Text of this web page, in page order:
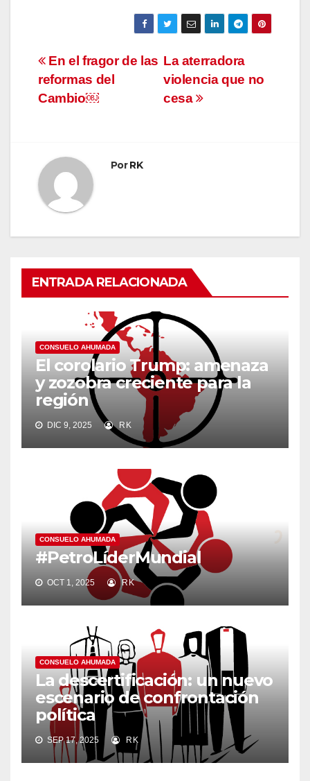
Navegación
de
La aterradora
violencia que no
cesa
En el fragor de las
reformas del
Cambio￼
PorRK
ENTRADA RELACIONADA
CONSUELO AHUMADA
El corolario Trump: amenaza
y zozobra creciente para la
región
DIC 9, 2025 RK
CONSUELO AHUMADA
#PetroLíderMundial
OCT 1, 2025 RK
CONSUELO AHUMADA
La descertificación: un nuevo
escenario de confrontación
política
SEP 17, 2025 RK